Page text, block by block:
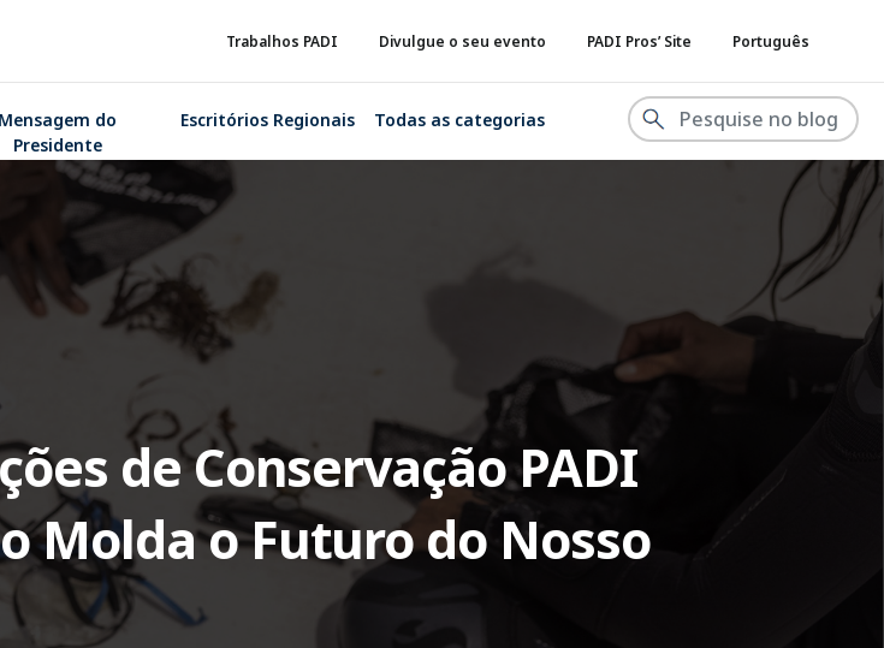
Trabalhos PADI Divulgue o seu evento PADI Pros’ Site Português
Mensagem do
Presidente
Escritórios Regionais Todas as categorias
de Conservação PADI
Molda o Futuro do Nosso